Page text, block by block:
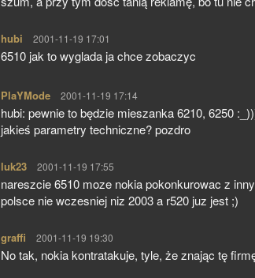
hubi pisze:
2001-11-19 17:01
6510 jak to wyglada ja chce zobaczyc
PlaYMode pisze:
2001-11-19 17:14
hubi: pewnie to będzie mieszanka 6210, 6250
jakieś parametry techniczne? pozdro
luk23 pisze:
2001-11-19 17:55
nareszcie 6510 moze nokia pokonkurowac z
polsce nie wczesniej niz 2003 a r520 juz jest ;)
graffi pisze:
2001-11-19 19:30
No tak, nokia kontratakuje, tyle, że znając tę